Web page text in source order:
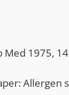
Med 1975,